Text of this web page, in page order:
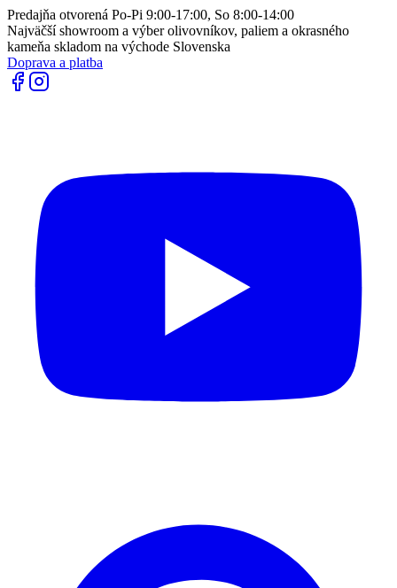
Predajňa otvorená Po-Pi 9:00-17:00, So 8:00-14:00
Najväčší showroom a výber olivovníkov, paliem a okrasného
kameňa skladom na východe Slovenska
Doprava a platba